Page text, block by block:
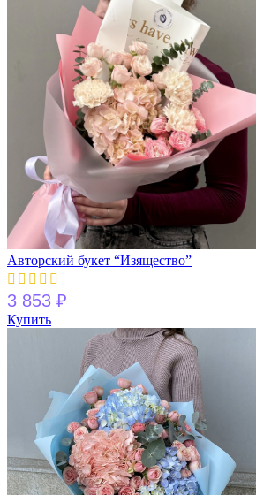
Авторский букет “Изящество”
3 853 ₽
Купить